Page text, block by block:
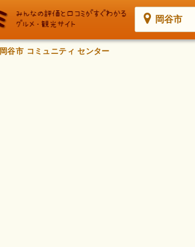
岡谷市
岡谷市 コミュニティ センター